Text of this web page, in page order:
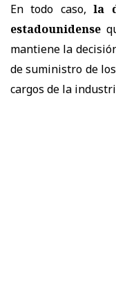
En todo caso,la
estadounidense
mantiene la
de suministro de
cargos de la